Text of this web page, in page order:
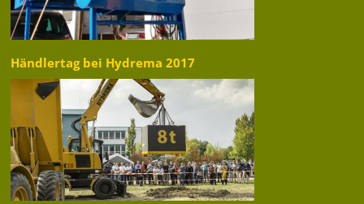
Händlertag bei Hydrema 2017